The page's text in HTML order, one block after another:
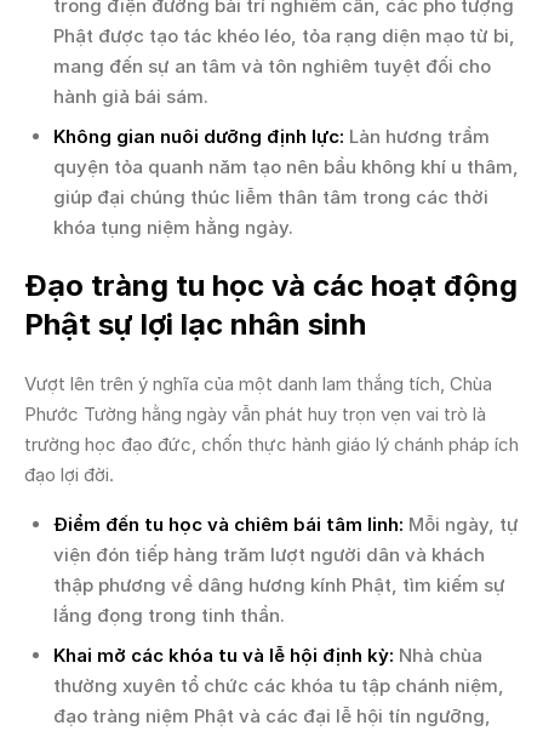
trong điện đường bài trí nghiêm cẩn, các pho tượng
Phật được tạo tác khéo léo, tỏa rạng diện mạo từ bi,
mang đến sự an tâm và tôn nghiêm tuyệt đối cho
hành giả bái sám.
Không gian nuôi dưỡng định lực: Làn hương trầm
quyện tỏa quanh năm tạo nên bầu không khí u thâm,
giúp đại chúng thúc liễm thân tâm trong các thời
khóa tụng niệm hằng ngày.
Đạo tràng tu học và các hoạt động
Phật sự lợi lạc nhân sinh
Vượt lên trên ý nghĩa của một danh lam thắng tích, Chùa
Phước Tường hằng ngày vẫn phát huy trọn vẹn vai trò là
trường học đạo đức, chốn thực hành giáo lý chánh pháp ích
đạo lợi đời.
Điểm đến tu học và chiêm bái tâm linh: Mỗi ngày, tự
viện đón tiếp hàng trăm lượt người dân và khách
thập phương về dâng hương kính Phật, tìm kiếm sự
lắng đọng trong tinh thần.
Khai mở các khóa tu và lễ hội định kỳ: Nhà chùa
thường xuyên tổ chức các khóa tu tập chánh niệm,
đạo tràng niệm Phật và các đại lễ hội tín ngưỡng,